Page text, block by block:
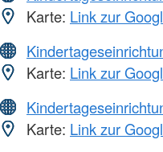
Karte: Link zur
Karte: Link zur
Karte: Link zur